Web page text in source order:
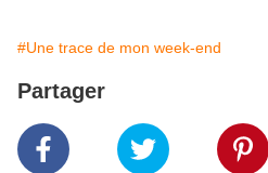
#Une trace de mon week-end
Partager